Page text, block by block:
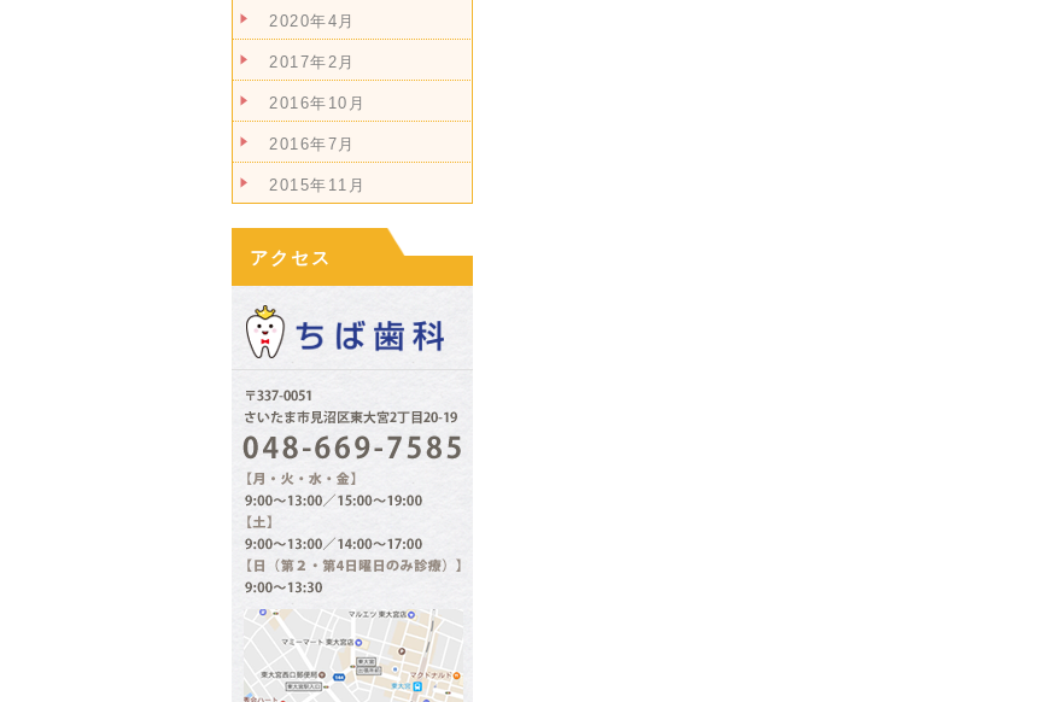
2020年4月
2017年2月
2016年10月
2016年7月
2015年11月
アクセス